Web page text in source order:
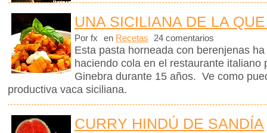
UNA SICILIANA DE LA
Por fx en Recetas 24 comentarios
Esta pasta horneada con berenjenas
haciendo cola en el restaurante italiano
Ginebra durante 15 años. Ve como
productiva vaca siciliana.
CURRY HINDÚ DE SANDÍA